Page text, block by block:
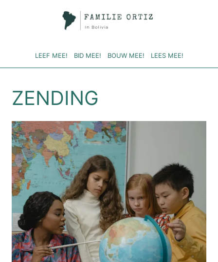
LEEF MEE! BID MEE! BOUW MEE! LEES MEE!
ZENDING